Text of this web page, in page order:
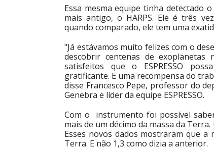
Essa mesma equipe tinha detectado
mais antigo, o HARPS. Ele é três
quando comparado, ele tem uma
"Já estávamos muito felizes com o
descobrir centenas de exoplanetas
satisfeitos que o ESPRESSO
gratificante. E uma recompensa do
disse Francesco Pepe, professor do
Genebra e líder da equipe ESPRESSO.
Com o instrumento foi possível
mais de um décimo da massa da
Esses novos dados mostraram que a
Terra. E não 1,3 como dizia a anterior.